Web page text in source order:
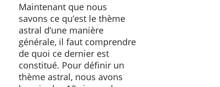
Maintenant que nous
savons ce qu’est le thème
astral d’une manière
générale, il faut comprendre
de quoi ce dernier est
constitué. Pour définir un
thème astral, nous avons